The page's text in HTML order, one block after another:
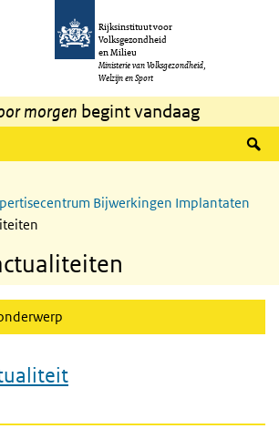
inhoud gaan
Rijksinstituut voor
Volksgezondheid
en Milieu
Ministerie van Volksgezondheid,
Welzijn en Sport
morgen begint vandaag
Bijwerkingen Implantaten